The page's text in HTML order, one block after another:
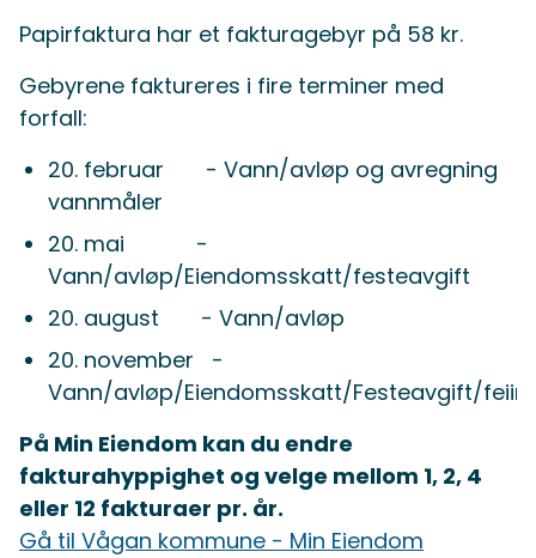
Papirfaktura har et fakturagebyr på 58 kr.
Gebyrene faktureres i fire terminer med
forfall:
20. februar - Vann/avløp og avregning
vannmåler
20. mai -
Vann/avløp/Eiendomsskatt/festeavgift
20. august - Vann/avløp
20. november -
Vann/avløp/Eiendomsskatt/Festeavgift/
På Min Eiendom kan du endre
fakturahyppighet og velge mellom 1, 2, 4
eller 12 fakturaer pr. år.
Gå til Vågan kommune - Min Eiendom